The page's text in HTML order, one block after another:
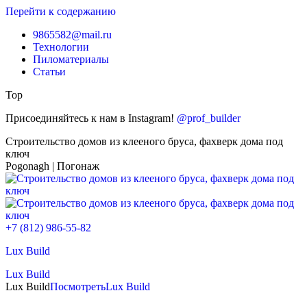
Перейти к содержанию
9865582@mail.ru
Технологии
Пиломатериалы
Статьи
Top
Присоединяйтесь к нам в Instagram! @prof_builder
Строительство домов из клееного бруса, фахверк дома под
ключ
Pogonagh | Погонаж
+7 (812) 986-55-82
Lux Build
Lux Build
Lux BuildПосмотретьLux Build